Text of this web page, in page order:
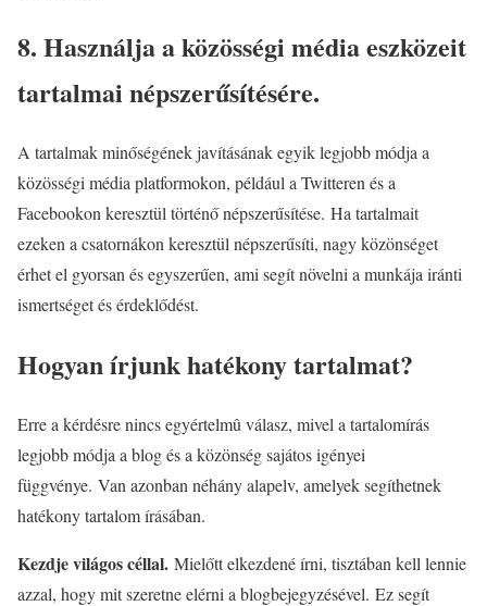
8. Használja a közösségi média eszközeit
tartalmai népszerűsítésére.
A tartalmak minőségének javításának egyik legjobb módja a
közösségi média platformokon, például a Twitteren és a
Facebookon keresztül történő népszerűsítése. Ha tartalmait
ezeken a csatornákon keresztül népszerűsíti, nagy közönséget
érhet el gyorsan és egyszerűen, ami segít növelni a munkája iránti
ismertséget és érdeklődést.
Hogyan írjunk hatékony tartalmat?
Erre a kérdésre nincs egyértelmû válasz, mivel a tartalomírás
legjobb módja a blog és a közönség sajátos igényei
függvénye. Van azonban néhány alapelv, amelyek segíthetnek
hatékony tartalom írásában.
Kezdje világos céllal. Mielőtt elkezdené írni, tisztában kell lennie
azzal, hogy mit szeretne elérni a blogbejegyzésével. Ez segít